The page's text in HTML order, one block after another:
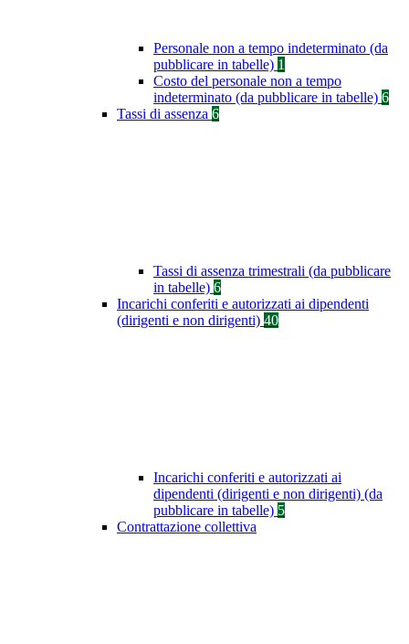
Personale non a tempo indeterminato (da
pubblicare in tabelle) 1
Costo del personale non a tempo
indeterminato (da pubblicare in tabelle) 6
Tassi di assenza 6
Tassi di assenza trimestrali (da pubblicare
in tabelle) 6
Incarichi conferiti e autorizzati ai dipendenti
(dirigenti e non dirigenti) 40
Incarichi conferiti e autorizzati ai
dipendenti (dirigenti e non dirigenti) (da
pubblicare in tabelle) 5
Contrattazione collettiva